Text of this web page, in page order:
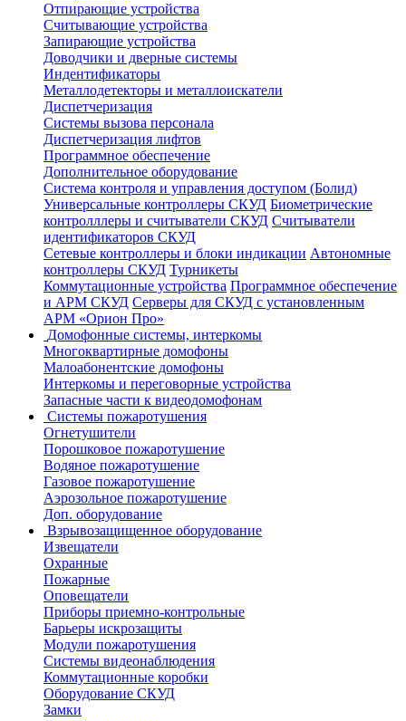
Отпирающие устройства
Считывающие устройства
Запирающие устройства
Доводчики и дверные системы
Индентификаторы
Металлодетекторы и металлоискатели
Диспетчеризация
Системы вызова персонала
Диспетчеризация лифтов
Программное обеспечение
Дополнительное оборудование
Система контроля и управления доступом (Болид)
Универсальные контроллеры СКУД Биометрические
контролллеры и считыватели СКУД Считыватели
идентификаторов СКУД
Сетевые контроллеры и блоки индикации Автономные
контроллеры СКУД Турникеты
Коммутационные устройства Программное обеспечение
и АРМ СКУД Серверы для СКУД с установленным
АРМ «Орион Про»
Домофонные системы, интеркомы
Многоквартирные домофоны
Малоабонентские домофоны
Интеркомы и переговорные устройства
Запасные части к видеодомофонам
Системы пожаротушения
Огнетушители
Порошковое пожаротушение
Водяное пожаротушение
Газовое пожаротушение
Аэрозольное пожаротушение
Доп. оборудование
Взрывозащищенное оборудование
Извещатели
Охранные
Пожарные
Оповещатели
Приборы приемно-контрольные
Барьеры искрозащиты
Модули пожаротушения
Системы видеонаблюдения
Коммутационные коробки
Оборудование СКУД
Замки